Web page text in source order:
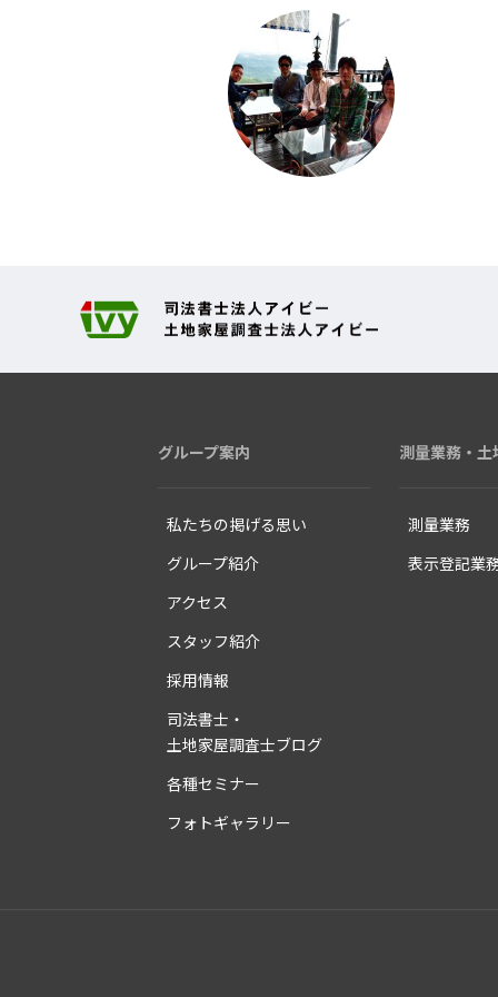
グループ案内
私たちの掲げる思い
グループ紹介
アクセス
スタッフ紹介
採用情報
司法書士・
土地家屋調査士ブログ
各種セミナー
フォトギャラリー
測量業務・ 土
測量業務
表示登記業